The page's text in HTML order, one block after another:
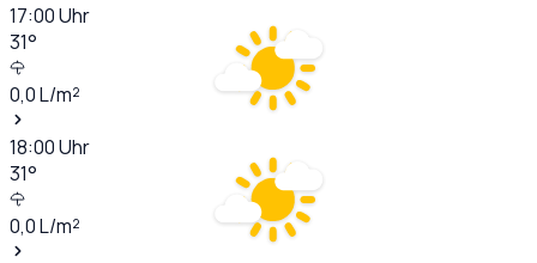
17:00Uhr
31°
0,0L/m²
18:00Uhr
31°
0,0L/m²